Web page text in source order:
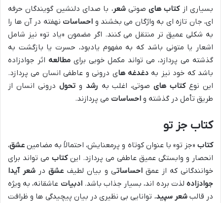
بسیاری ازکتاب هایصوتیشعر، با صدای دلنشین گویندگان حرفه
ای، جان تازه ای به واژگان می بخشند و احساسات نهفته در آن ها را
به شکلی عمیق تر منتقل می کنند. اگر مضمون «یاد تو» نیز شامل
اشعار یا متونی باشد که به مفهوم یادبود، حسرت یا بازگشت به
گذشته می پردازد، می تواند مکمل خوبی برای مطالعه اثر جوادزاده
باشد که خود نیز بهدغدغه های درونی و عاطفی انسان می پردازد.
این نوعکتاب هایصوتی، اغلب به رشد وتحول درونی انسان از
طریق تأمل در گذشته و احساسات می پردازند.
کتاب جز تو
کتاب «جز تو» با عنوان کوتاه و پرمعنایش، احتمالاً به مضامین عشق،
انحصار و وابستگی عمیق عاطفی می پردازد. اینکتاب می تواند برای
خوانندگانی که از عمقاحساساتی و بیان لطیف عشقدر شعر آیدا
جوادزادهلذت برده اند، بسیار جذاب باشد.ادبیات عاشقانه، به ویژه
در قالبشعر سپید، توانایی بی نظیری در بیان پیچیدگی ها و ظرافت